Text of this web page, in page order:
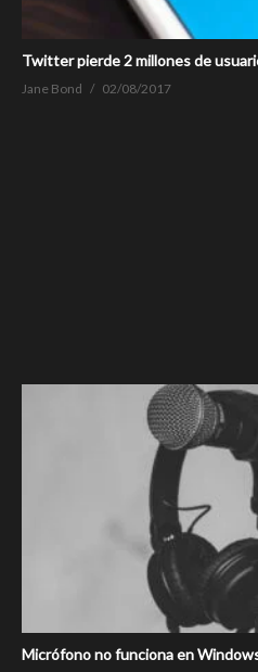
Twitter pierde 2 millones de
Jane Bond 02/08/2017
Micrófono no funciona en